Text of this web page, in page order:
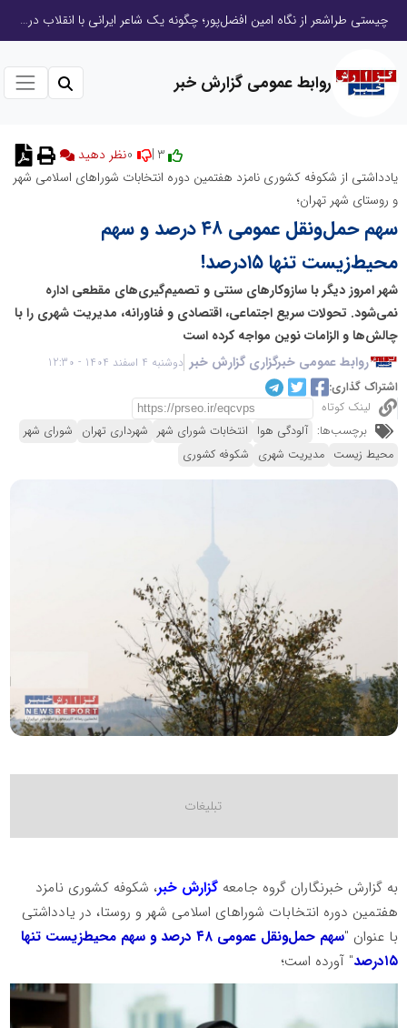
چیستی طراشعر از نگاه امین افضل‌پور؛ چگونه یک شاعر ایرانی با انقلاب در جایگاه حرف، شعر را از متن خطی به میدان ادراک بصری تبدیل کرد؟
روابط عمومی گزارش خبر
3 |
یادداشتی از شکوفه کشوری نامزد هفتمین دوره انتخابات شوراهای اسلامی شهر
و روستای شهر تهران؛
سهم حمل‌ونقل عمومی ۴۸ درصد و سهم
محیط‌زیست تنها ۱۵درصد!
شهر امروز دیگر با سازوکارهای سنتی و تصمیم‌گیری‌های مقطعی اداره
نمی‌شود. تحولات سریع اجتماعی، اقتصادی و فناورانه، مدیریت شهری را با
چالش‌ها و الزامات نوین مواجه کرده است
روابط عمومی خبرگزاری گزارش خبر دوشنبه 4 اسفند 1404 - 12:30
اشتراک گذاری:
لینک کوتاه
برچسب‌ها: آلودگی هوا انتخابات شورای شهر شهرداری تهران شورای شهر
محیط زیست مدیریت شهری شکوفه کشوری
به گزارش خبرنگاران گروه جامعه گزارش خبر، شکوفه کشوری نامزد
هفتمین دوره انتخابات شوراهای اسلامی شهر و روستا، در یادداشتی
با عنوان "
سهم حمل‌ونقل عمومی ۴۸ درصد و سهم محیط‌زیست تنها
۱۵درصد
" آورده است؛